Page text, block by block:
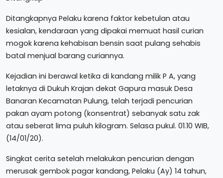
Ditangkapnya Pelaku karena faktor kebetulan atau
kesialan, kendaraan yang dipakai memuat hasil curian
mogok karena kehabisan bensin saat pulang sehabis
batal menjual barang curiannya.
Kejadian ini berawal ketika di kandang milik P A, yang
letaknya di Dukuh Krajan dekat Gapura masuk Desa
Banaran Kecamatan Pulung, telah terjadi pencurian
pakan ayam potong (konsentrat) sebanyak satu zak
atau seberat lima puluh kilogram. Selasa pukul. 01.10 WIB,
(14/01/20).
Singkat cerita setelah melakukan pencurian dengan
merusak gembok pagar kandang, Pelaku (Ay) 14 tahun,